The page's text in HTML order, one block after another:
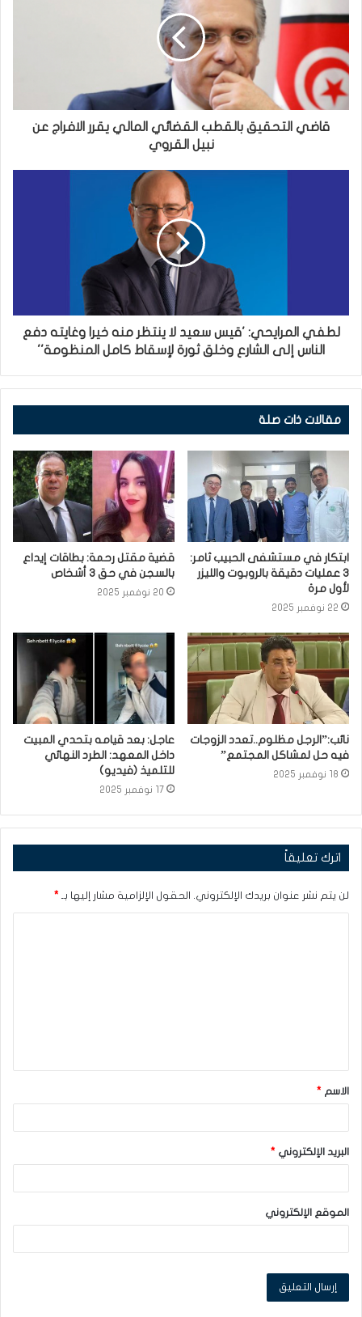
قاضي التحقيق بالقطب القضائي المالي يقرر الافراج عن
نبيل القروي
لطفي المرايحي: 'قيس سعيد لا ينتظر منه خيرا وغايته دفع
الناس إلى الشارع وخلق ثورة لإسقاط كامل المنظومة''
مقالات ذات صلة
ابتكار في مستشفى الحبيب ثامر:
3 عمليات دقيقة بالروبوت والليزر
لأول مرة
22 نوفمبر 2025
قضية مقتل رحمة: بطاقات إيداع
بالسجن في حق 3 أشخاص
20 نوفمبر 2025
نائب:”الرجل مظلوم..تعدد الزوجات
فيه حل لمشاكل المجتمع”
18 نوفمبر 2025
عاجل: بعد قيامه بتحدي المبيت
داخل المعهد: الطرد النهائي
للتلميذ (فيديو)
17 نوفمبر 2025
اترك تعليقاً
لن يتم نشر عنوان بريدك الإلكتروني. الحقول الإلزامية مشار إليها بـ *
ق
*
الاسم *
البريد الإلكتروني *
الموقع الإلكتروني